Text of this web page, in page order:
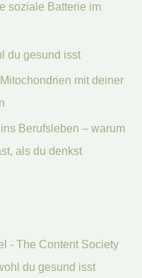
soziale Batterie im
du gesund isst
mit deiner
Berufsleben – warum
als du denkst
- The Content Society
du gesund isst